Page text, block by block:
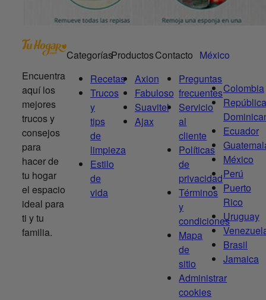
Encuentra
aquí los
mejores
trucos y
consejos
para
hacer de
tu hogar
el espacio
ideal para
ti y tu
familia.
Categorías
Recetas
Trucos
y
tips
de
limpieza
Estilo
de
vida
Productos
Axion
Fabuloso
Suavitel
Ajax
Contacto
Preguntas
frecuentes
Servicio
al
cliente
Políticas
de
privacidad
Términos
y
condiciones
Mapa
de
sitio
Administrar
cookies
México
Colombia
República
Ecuador
México
Perú
Puerto
Rico
Uruguay
Brasil
Jamaica